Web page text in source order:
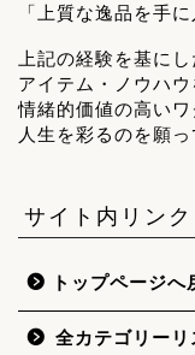
「上質な逸品を手に
上記の経験を基に
アイテム・ノウハウ
情緒的価値の高い
人生を彩るのを願っ
サイト内リンク
トップページへ
全カテゴリーリ